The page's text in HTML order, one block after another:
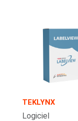
TEKLYNX
Logiciel